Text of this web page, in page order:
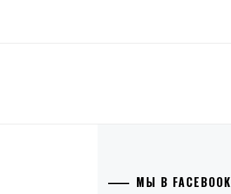
МЫ В FACEBOOK